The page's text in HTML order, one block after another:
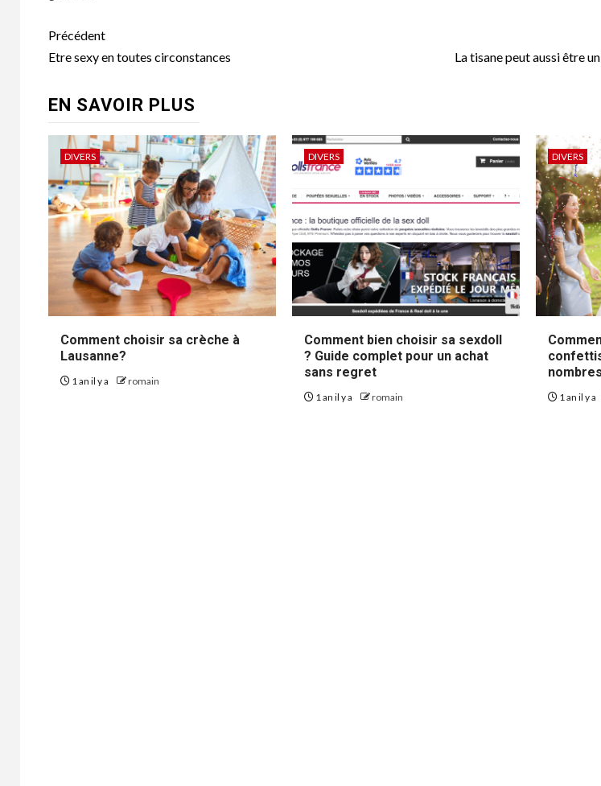
Navigation
d’article
Précédent
Etre sexy en toutes circonstances
La tisane peut aussi être
EN SAVOIR PLUS
DIVERS
Comment choisir sa crèche à
Lausanne?
1 an il y a romain
DIVERS
Comment bien choisir sa sexdoll
? Guide complet pour un achat
sans regret
1 an il y a romain
DIVERS
1 an il y a